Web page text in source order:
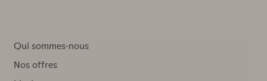
Qui sommes-nous
Nos offres